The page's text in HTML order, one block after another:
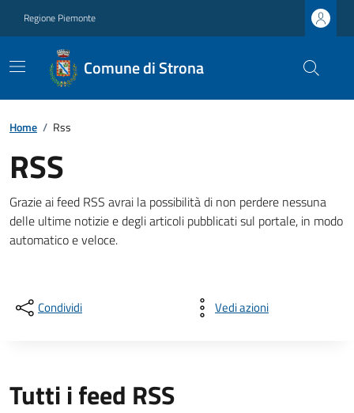
Regione Piemonte
Comune di Strona
Home / Rss
RSS
Grazie ai feed RSS avrai la possibilità di non perdere nessuna
delle ultime notizie e degli articoli pubblicati sul portale, in modo
automatico e veloce.
Condividi Vedi azioni
Tutti i feed RSS